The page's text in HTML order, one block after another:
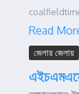
Read
জেলায় জেলায়